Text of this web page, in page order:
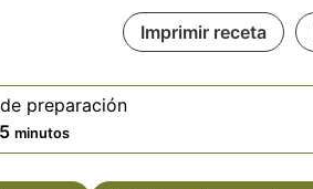
Imprimir receta
preparación
minutos
minutos